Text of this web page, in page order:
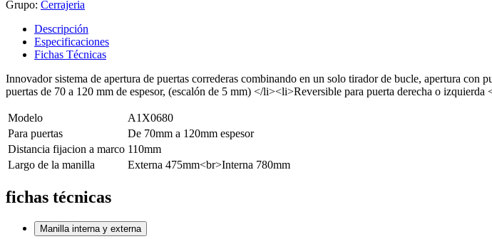
Grupo: Cerrajeria
Descripción
Especificaciones
Fichas Técnicas
Innovador sistema de apertura de puertas correderas combinando en un solo tirador de bucle, apertura
puertas de 70 a 120 mm de espesor, (escalón de 5 mm) </li><li>Reversible para puerta derecha o
Modelo
A1X0680
Para puertas
De 70mm a 120mm espesor
Distancia fijacion a marco 110mm
Largo de la manilla
Externa 475mm<br>Interna 780mm
fichas técnicas
Manilla interna y externa